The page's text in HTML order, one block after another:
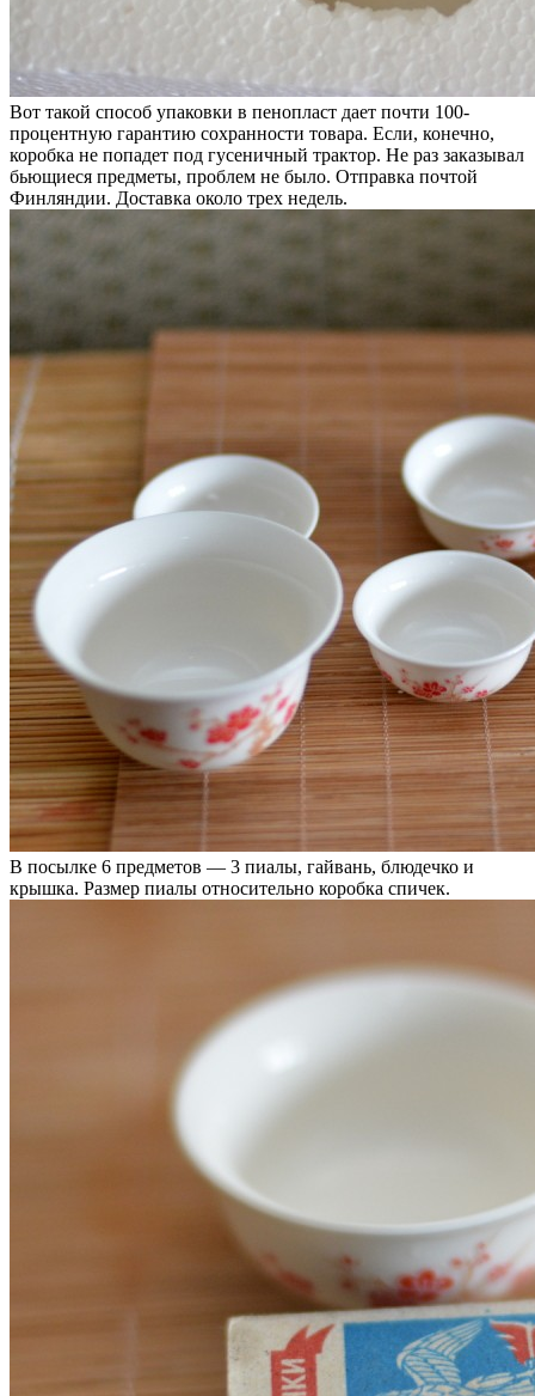
Вот такой способ упаковки в пенопласт дает почти 100-
процентную гарантию сохранности товара. Если, конечно,
коробка не попадет под гусеничный трактор. Не раз заказывал
бьющиеся предметы, проблем не было. Отправка почтой
Финляндии. Доставка около трех недель.
В посылке 6 предметов — 3 пиалы, гайвань, блюдечко и
крышка. Размер пиалы относительно коробка спичек.